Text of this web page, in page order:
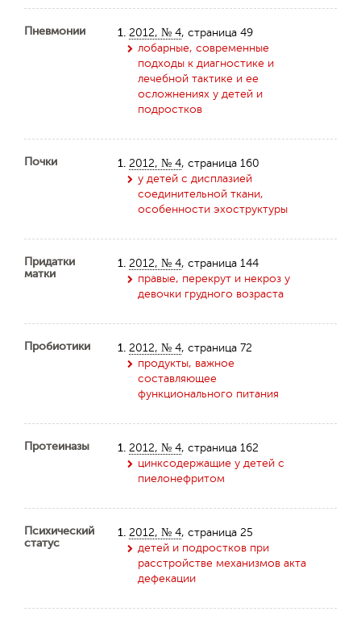
Пневмонии 1. 2012, № 4, страница 49
лобарные, современные
подходы к диагностике и
лечебной тактике и ее
осложнениях у детей и
подростков
Почки 1. 2012, № 4, страница 160
у детей с дисплазией
соединительной ткани,
особенности эхоструктуры
Придатки
матки
1. 2012, № 4, страница 144
правые, перекрут и некроз у
девочки грудного возраста
Пробиотики 1. 2012, № 4, страница 72
продукты, важное
составляющее
функционального питания
Протеиназы 1. 2012, № 4, страница 162
цинксодержащие у детей с
пиелонефритом
Психический
статус
1. 2012, № 4, страница 25
детей и подростков при
расстройстве механизмов акта
дефекации